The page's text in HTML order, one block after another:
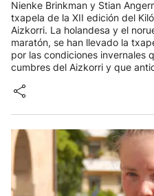
Nienke Brinkman y Stian
txapela de la XII edición del
Aizkorri. La holandesa y el
maratón, se han llevado la
por las condiciones invernales
cumbres del Aizkorri y que